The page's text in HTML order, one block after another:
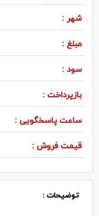
شهر :
مبلغ :
سود :
بازپرداخت :
ساعت پاسخگویی :
قیمت فروش :
توضیحات :